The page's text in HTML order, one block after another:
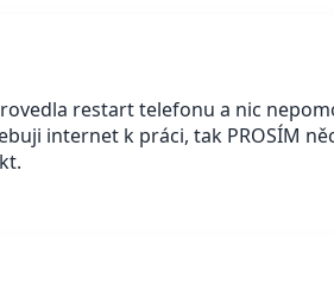
restart telefonu a nic
internet k práci, tak PROSÍM